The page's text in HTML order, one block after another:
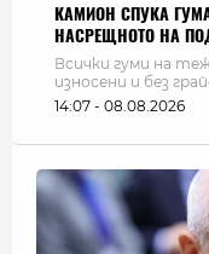
КАМИОН СПУКА
НАСРЕЩНОТО НА
Всички гуми на
износени и без
14:07 - 08.08.2026